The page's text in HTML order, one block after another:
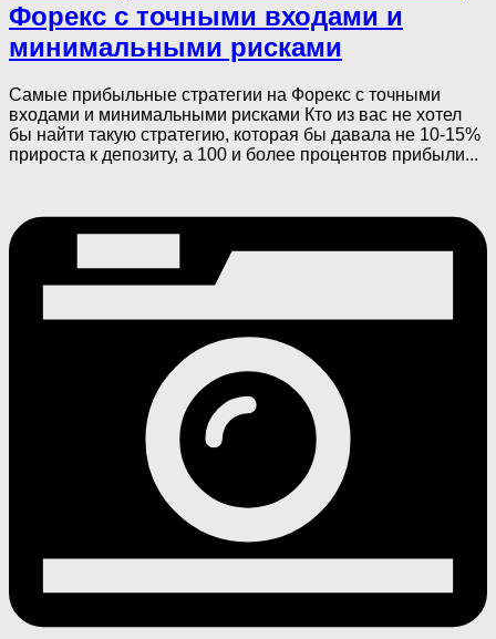
Форекс с точными входами и
минимальными рисками
Самые прибыльные стратегии на Форекс с точными
входами и минимальными рисками Кто из вас не хотел
бы найти такую стратегию, которая бы давала не 10-15%
прироста к депозиту, а 100 и более процентов прибыли...